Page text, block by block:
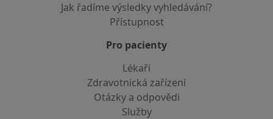
Jak řadíme výsledky vyhledávání?
Přístupnost
Pro pacienty
Lékaři
Zdravotnická zařízení
Otázky a odpovědi
Služby